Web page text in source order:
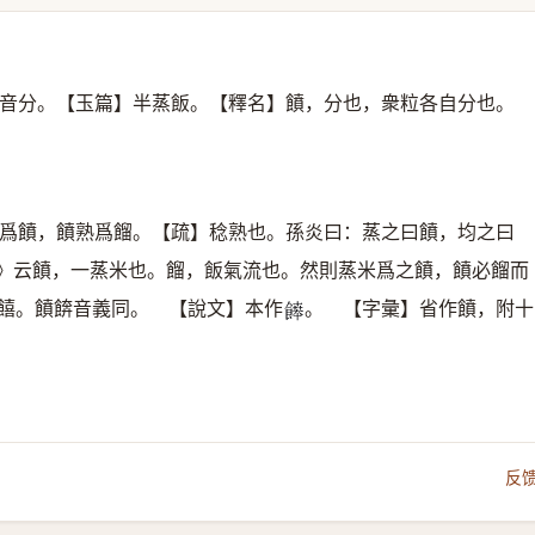
分。【玉篇】半蒸飯。【釋名】饙，分也，衆粒各自分也。
饙，饙熟爲餾。【疏】稔熟也。孫炎曰：蒸之曰饙，均之曰
云饙，一蒸米也。餾，飯氣流也。然則蒸米爲之饙，饙必餾而
。饙餴音義同。 【說文】本作𩞑 。 【字彙】省作饙，附十
反